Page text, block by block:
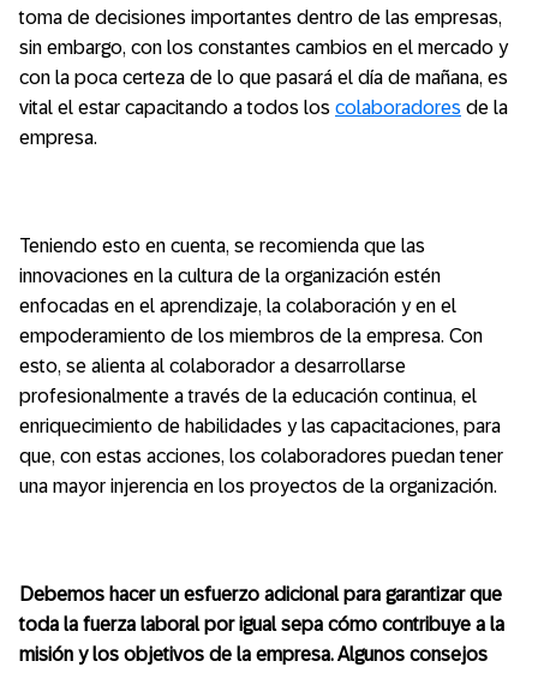
toma de decisiones importantes dentro de las empresas,
sin embargo, con los constantes cambios en el mercado y
con la poca certeza de lo que pasará el día de mañana, es
vital el estar capacitando a todos los colaboradores de la
empresa.
Teniendo esto en cuenta, se recomienda que las
innovaciones en la cultura de la organización estén
enfocadas en el aprendizaje, la colaboración y en el
empoderamiento de los miembros de la empresa. Con
esto, se alienta al colaborador a desarrollarse
profesionalmente a través de la educación continua, el
enriquecimiento de habilidades y las capacitaciones, para
que, con estas acciones, los colaboradores puedan tener
una mayor injerencia en los proyectos de la organización.
Debemos hacer un esfuerzo adicional para garantizar que
toda la fuerza laboral por igual sepa cómo contribuye a la
misión y los objetivos de la empresa. Algunos consejos